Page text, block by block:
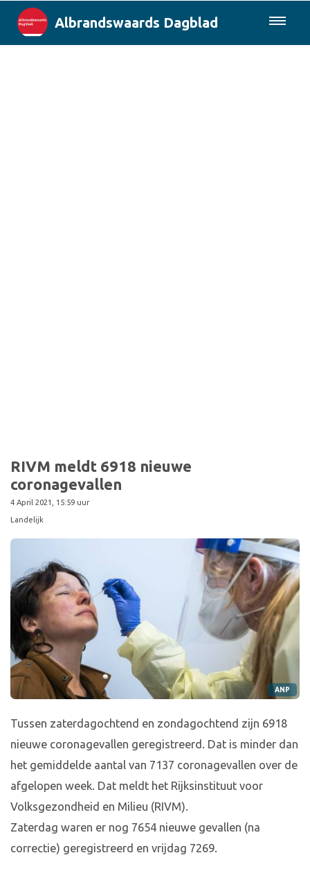
Albrandswaards Dagblad
RIVM meldt 6918 nieuwe
coronagevallen
4 April 2021, 15:59 uur
Landelijk
ANP
Tussen zaterdagochtend en zondagochtend zijn 6918
nieuwe coronagevallen geregistreerd. Dat is minder dan
het gemiddelde aantal van 7137 coronagevallen over de
afgelopen week. Dat meldt het Rijksinstituut voor
Volksgezondheid en Milieu (RIVM).
Zaterdag waren er nog 7654 nieuwe gevallen (na
correctie) geregistreerd en vrijdag 7269.